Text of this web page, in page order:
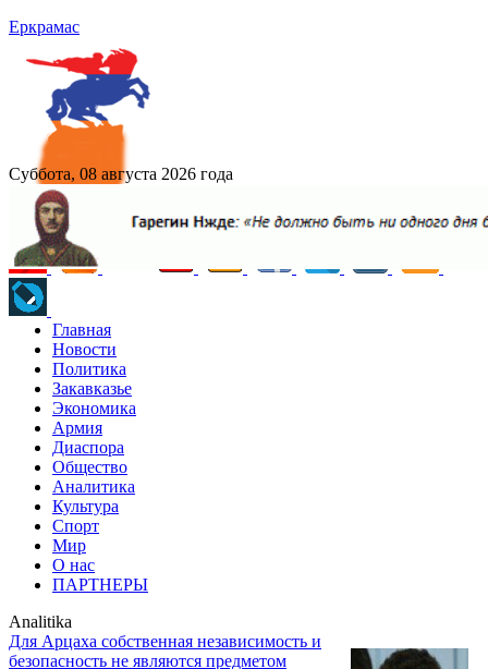
Еркрамас
Суббота, 08 августа 2026 года
Главная
Новости
Политика
Закавказье
Экономика
Армия
Диаспора
Общество
Аналитика
Культура
Спорт
Мир
О нас
ПАРТНЕРЫ
Analitika
Для Арцаха собственная независимость и
безопасность не являются предметом